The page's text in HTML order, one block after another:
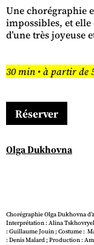
Une chorégraphie
impossibles, et elle
d’une très joyeuse
30 min • à partir de
Réserver
Olga Dukhovna
Chorégraphie Olga Dukhovna
Interprétation : Alina
: Guillaume Jouin ; Costume :
: Denis Malard ; Production :